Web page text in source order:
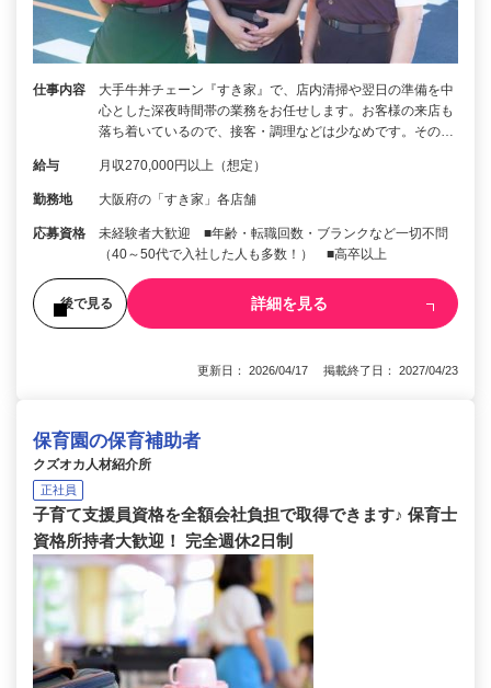
仕事内容
大手牛丼チェーン『すき家』で、店内清掃や翌日の準備を中
心とした深夜時間帯の業務をお任せします。お客様の来店も
落ち着いているので、接客・調理などは少なめです。その…
給与 月収270,000円以上（想定）
勤務地 大阪府の「すき家」各店舗
応募資格
未経験者大歓迎 ■年齢・転職回数・ブランクなど一切不問
（40～50代で入社した人も多数！） ■高卒以上
後で見る 詳細を見る
更新日： 2026/04/17 掲載終了日： 2027/04/23
保育園の保育補助者
クズオカ人材紹介所
正社員
子育て支援員資格を全額会社負担で取得できます♪ 保育士
資格所持者大歓迎！ 完全週休2日制